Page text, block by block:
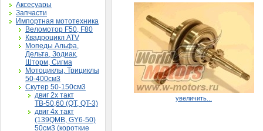
Аксесуары
Запчасти
Импортная мототехника
Веломотор F50, F80
Квадроцикл ATV
Мопеды Альфа,
Дельта, Зодиак,
Шторм, Сигма
Мотоциклы, Трициклы
50-400см3
Скутер 50-150см3
двиг 2х такт
ТВ-50,60 (QT, QT-3)
двиг 4х такт
(139QMB, GY6-50)
50см3 (короткие
увеличить...